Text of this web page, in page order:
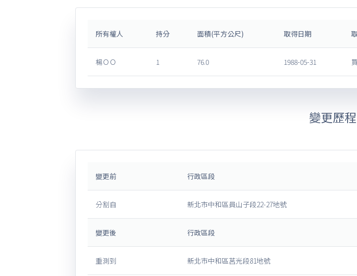
所有權人 持分 面積(平方公尺) 取得日期
楊ＯＯ 1 76.0 1988-05-31
變更歷程
變更前 行政區段
分割自 新北市中和區員山子段22-27地號
變更後 行政區段
重測到 新北市中和區莒光段81地號